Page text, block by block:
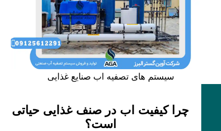
سیستم های تصفیه اب صنایع غذایی
چرا کیفیت اب در صنف غذایی حیاتی
است؟